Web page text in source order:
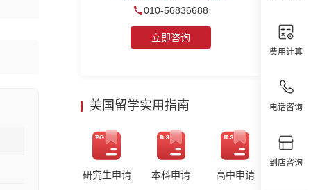
费用计算
电话咨询
到店咨询
010-56836688
立即咨询
美国留学实用指南
研究生申请 本科申请 高中申请